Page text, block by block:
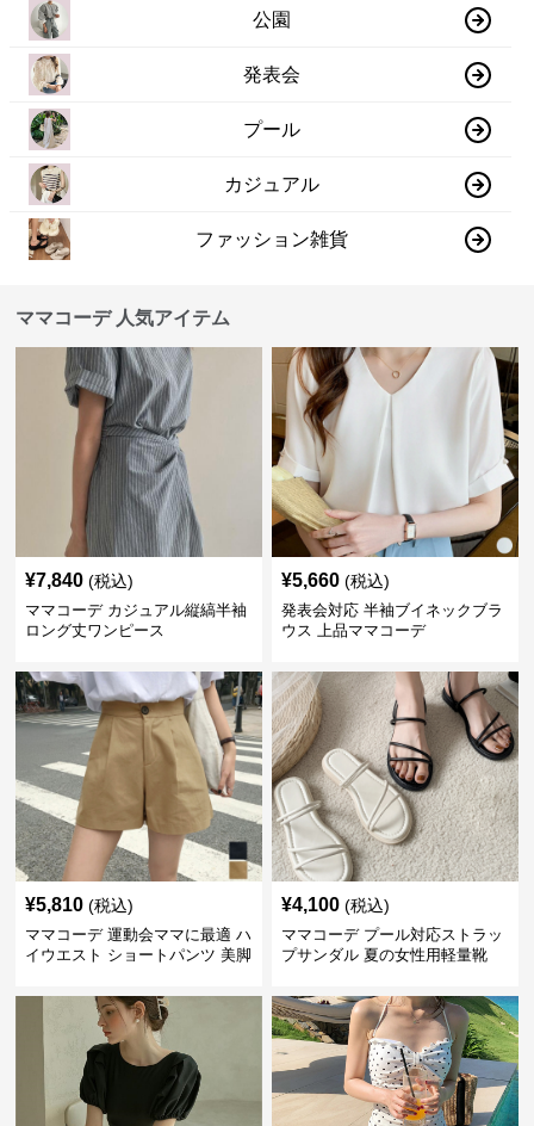
公園
発表会
プール
カジュアル
ファッション雑貨
ママコーデ 人気アイテム
¥7,840 (税込)
ママコーデ カジュアル縦縞半袖
ロング丈ワンピース
¥5,660 (税込)
発表会対応 半袖ブイネックブラ
ウス 上品ママコーデ
¥5,810 (税込)
ママコーデ 運動会ママに最適 ハ
イウエスト ショートパンツ 美脚
¥4,100 (税込)
ママコーデ プール対応ストラッ
プサンダル 夏の女性用軽量靴